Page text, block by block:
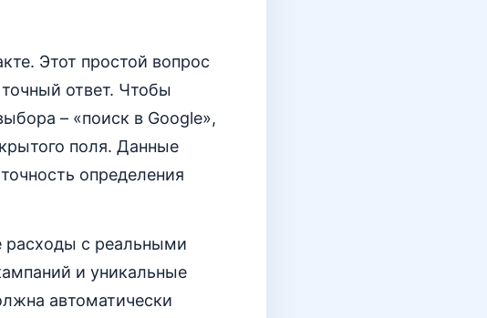
Этот простой вопрос
ответ. Чтобы
– «поиск в Google»,
поля. Данные
определения
расходы с реальными
и уникальные
автоматически